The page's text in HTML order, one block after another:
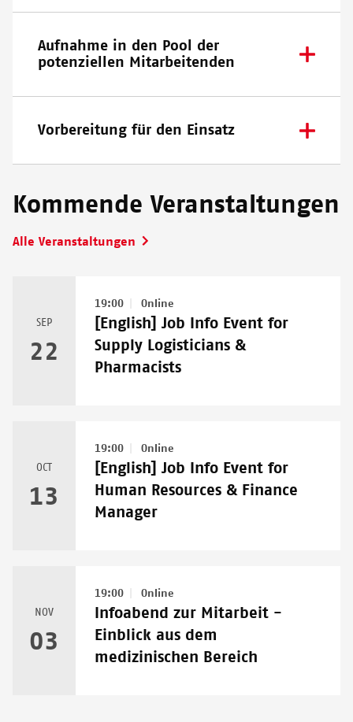
Aufnahme in den Pool der
potenziellen Mitarbeitenden
Vorbereitung für den Einsatz
Kommende Veranstaltungen
Alle Veranstaltungen
SEP
22
19:00 Online
[English] Job Info Event for
Supply Logisticians &
Pharmacists
OCT
13
19:00 Online
[English] Job Info Event for
Human Resources & Finance
Manager
NOV
03
19:00 Online
Infoabend zur Mitarbeit -
Einblick aus dem
medizinischen Bereich